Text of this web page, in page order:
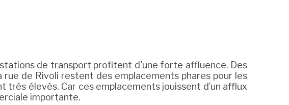
de transport profitent d'une forte affluence. Des
de Rivoli restent des emplacements phares pour les
très élevés. Car ces emplacements jouissent d’un afflux
importante.